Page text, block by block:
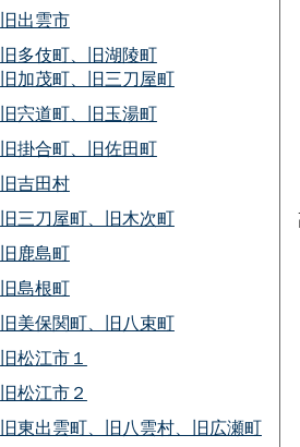
旧出雲市
旧多伎町、旧湖陵町
旧加茂町、旧三刀屋町
旧宍道町、旧玉湯町
旧掛合町、旧佐田町
旧吉田村
旧三刀屋町、旧木次町
旧鹿島町
旧島根町
旧美保関町、旧八束町
旧松江市１
旧松江市２
旧東出雲町、旧八雲村、旧広瀬町